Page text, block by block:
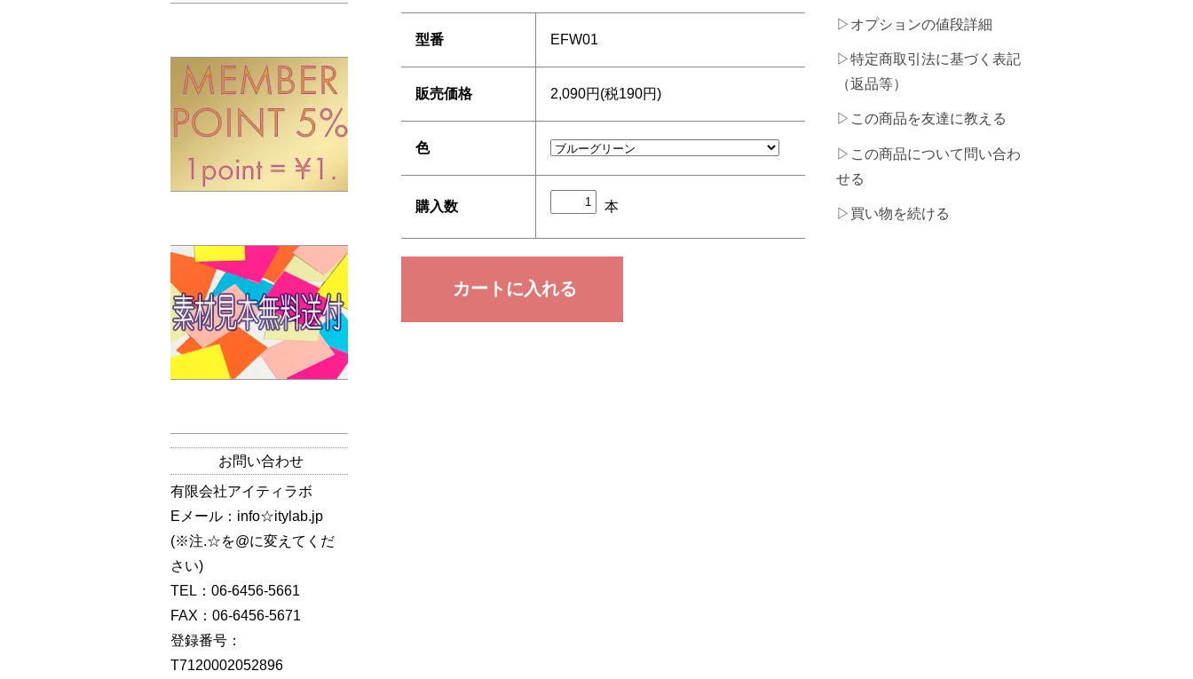
型番 EFW01
販売価格 2,090円(税190円)
色
購入数 本
▷オプションの値段詳細
▷特定商取引法に基づく表記
（返品等）
▷この商品を友達に教える
▷この商品について問い合わ
せる
▷買い物を続ける
お問い合わせ
有限会社アイティラボ
Eメール：info☆itylab.jp
(※注.☆を@に変えてくだ
さい)
TEL：06-6456-5661
FAX：06-6456-5671
登録番号：
T7120002052896